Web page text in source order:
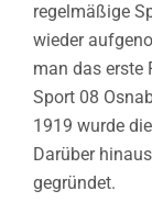
regelmäßige
wieder
man das erste
Sport 08
1919 wurde
Darüber
gegründet.